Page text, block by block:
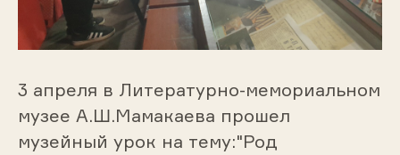
3 апреля в Литературно-мемориальном
музее А.Ш.Мамакаева прошел
музейный урок на тему:"Род